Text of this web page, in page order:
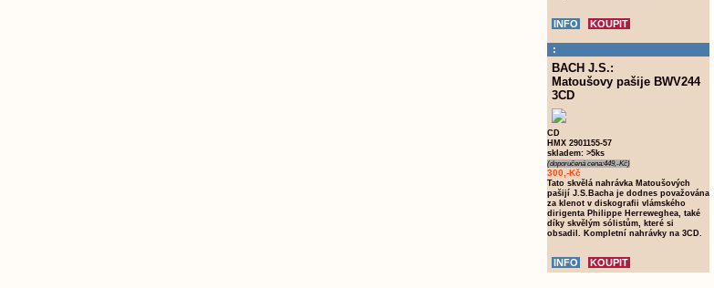
:
BACH J.S.:
Matoušovy pašije BWV244
3CD
CD
HMX 2901155-57
skladem: >5ks
(doporučená cena:449,-Kč)
300,-Kč
Tato skvělá nahrávka Matoušových
pašijí J.S.Bacha je dodnes považována
za klenot v diskografii vlámského
dirigenta Philippe Herreweghea, také
díky skvělým sólistům, které si
obsadil. Kompletní nahrávky na 3CD.